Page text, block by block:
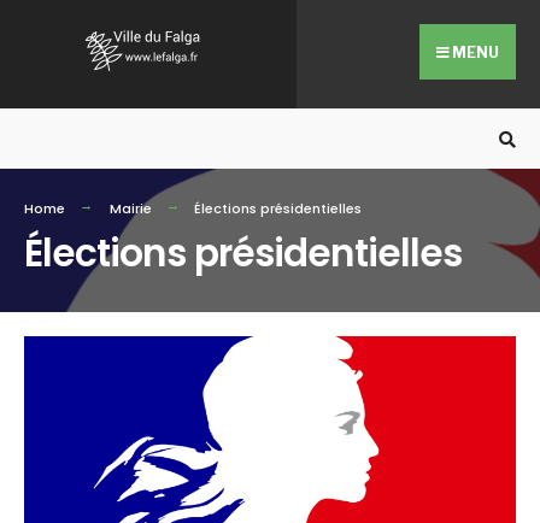
MENU
Home Mairie Élections présidentielles
Élections présidentielles